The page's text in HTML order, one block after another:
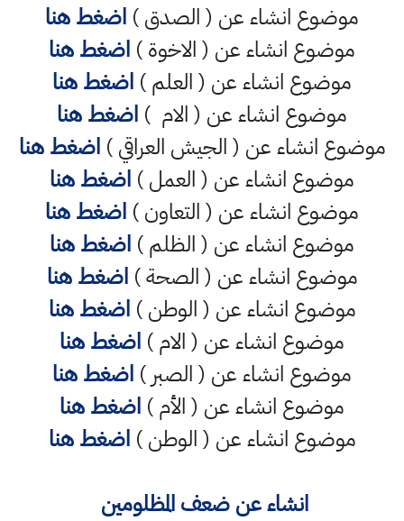
موضوع انشاء عن ( الصدق ) اضغط هنا
موضوع انشاء عن ( الاخوة ) اضغط هنا
موضوع انشاء عن ( العلم ) اضغط هنا
موضوع انشاء عن ( الام ) اضغط هنا
موضوع انشاء عن ( الجيش العراقي )اضغط هنا
موضوع انشاء عن ( العمل ) اضغط هنا
موضوع انشاء عن ( التعاون ) اضغط هنا
موضوع انشاء عن ( الظلم ) اضغط هنا
موضوع انشاء عن ( الصحة )اضغط هنا
موضوع انشاء عن ( الوطن )اضغط هنا
موضوع انشاء عن ( الام ) اضغط هنا
موضوع انشاء عن ( الصبر ) اضغط هنا
موضوع انشاء عن ( الأم ) اضغط هنا
موضوع انشاء عن ( الوطن )اضغط هنا
انشاء عن ضعف المظلومين